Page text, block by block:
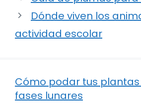
Dónde viven los
actividad escolar
Cómo podar tus
fases lunares